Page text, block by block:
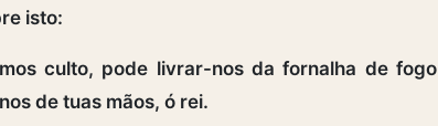
isto:
culto, pode livrar-nos da fornalha de fogo
de tuas mãos, ó rei.